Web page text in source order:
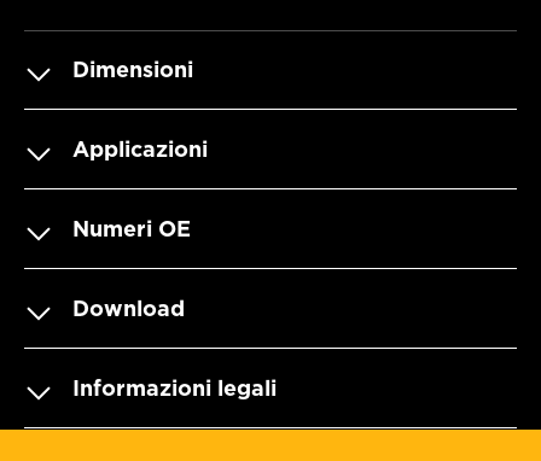
Dimensioni
Applicazioni
Numeri OE
Download
Informazioni legali